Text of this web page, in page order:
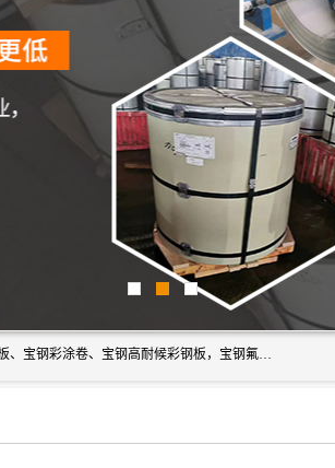
上海轩本实业有限公司主营产品：宝钢彩钢板、宝钢彩钢卷、宝钢彩涂板、宝钢彩涂卷、宝钢高耐候彩钢板，宝钢氟碳彩钢板。是一家集钢铁贸易，物流、加工为一体的产业全配套公司。